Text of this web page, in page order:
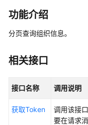
用
户
指
API
考
使
功能介绍
分页查询组织信息。
相关接口
接口名称 调用说明
获取Token
调用该接
要在请求